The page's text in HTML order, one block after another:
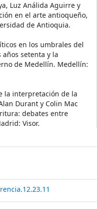
Luz Análida Aguirre y
en el arte antioqueño,
de Antioquia.
en los umbrales del
setenta y la
de Medellín. Medellín:
la interpretación de la
Durant y Colin Mac
debates entre
Visor.